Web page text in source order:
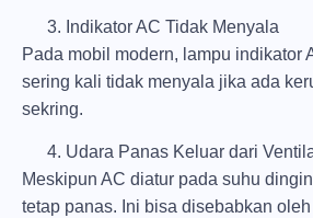
Indikator AC Tidak Menyala
Pada mobil modern, lampu indikator
sering kali tidak menyala jika ada
sekring.
Udara Panas Keluar dari
Meskipun AC diatur pada suhu
tetap panas. Ini bisa disebabkan